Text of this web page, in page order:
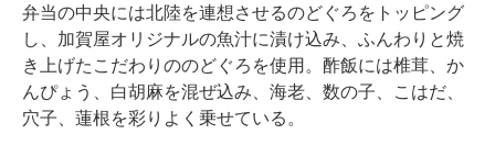
弁当の中央には北陸を連想させるのどぐろをトッピング
し、加賀屋オリジナルの魚汁に漬け込み、ふんわりと焼
き上げたこだわりののどぐろを使用。酢飯には椎茸、か
んぴょう、白胡麻を混ぜ込み、海老、数の子、こはだ、
穴子、蓮根を彩りよく乗せている。